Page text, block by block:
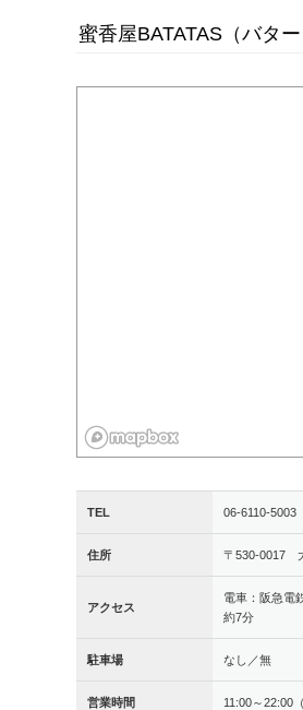
蜜香屋BATATAS（バタ
TEL 06-6110-5003
住所 〒530-0017
アクセス
電車：阪急電
約7分
駐車場 なし／無
営業時間 11:00～22:00